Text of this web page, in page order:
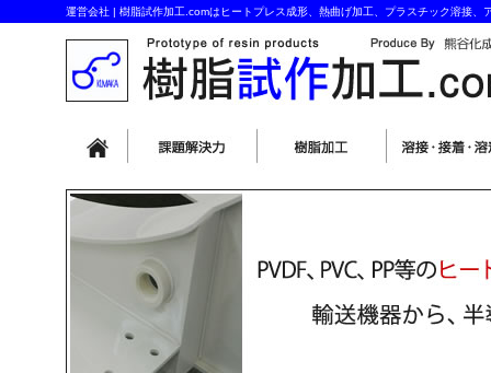
運営会社 | 樹脂試作加工.comはヒートプレス成形、熱曲げ加工、プラスチック溶接、